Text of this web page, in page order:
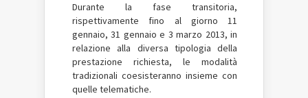
Durante la fase transitoria,
rispettivamente fino al giorno 11
gennaio, 31 gennaio e 3 marzo 2013, in
relazione alla diversa tipologia della
prestazione richiesta, le modalità
tradizionali coesisteranno insieme con
quelle telematiche.